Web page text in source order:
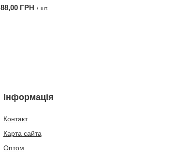
88,00 ГРН / шт.
Інформація
Контакт
Карта сайта
Оптом